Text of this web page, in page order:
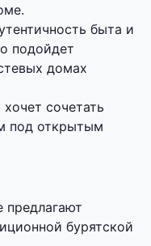
быта и
подойдет
домах
сочетать
под открытым
бурятской